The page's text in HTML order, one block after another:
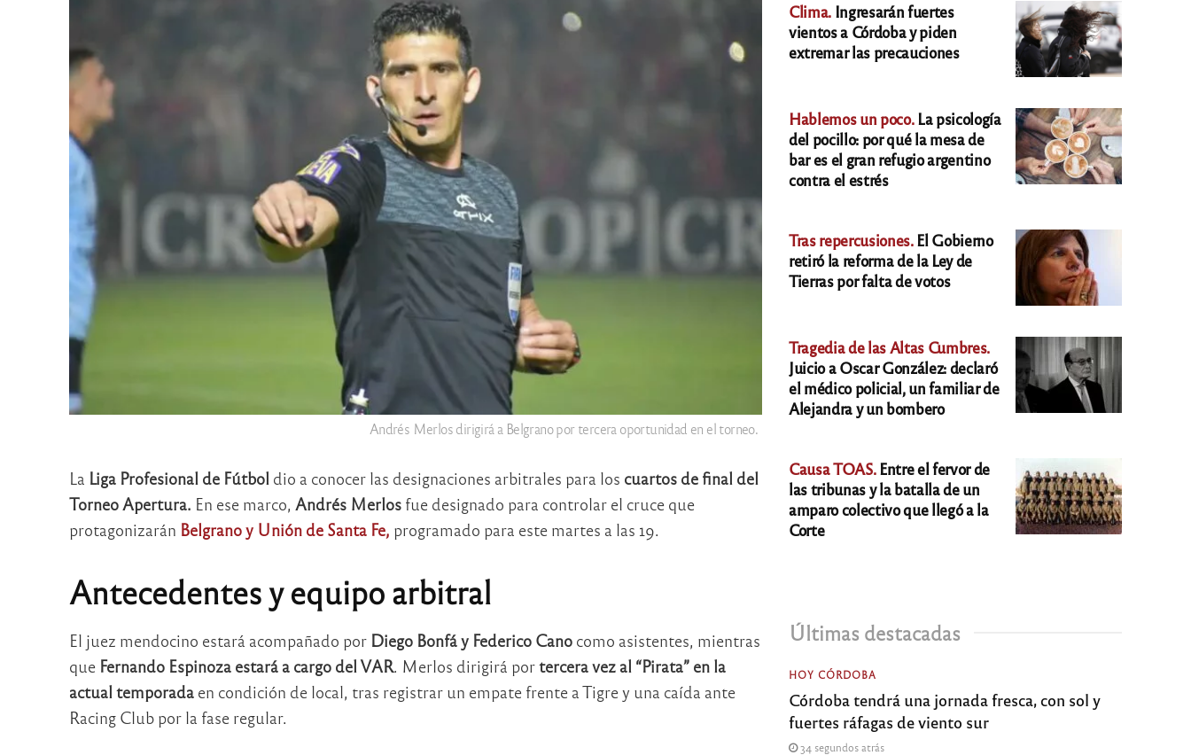
Andrés Merlos dirigirá a Belgrano por tercera oportunidad en el torneo.
La Liga Profesional de Fútbol dio a conocer las designaciones arbitrales para los cuartos de final del
Torneo Apertura. En ese marco, Andrés Merlosfue designado para controlar el cruce que
protagonizarán Belgrano y Unión de Santa Fe, programado para este martes a las 19.
Antecedentes y equipo arbitral
El juez mendocino estará acompañado por Diego Bonfá y Federico Canocomo asistentes, mientras
que Fernando Espinoza estará a cargo del VAR. Merlos dirigirá portercera vez al “Pirata” en la
actual temporadaen condición de local, tras registrar un empate frente a Tigre y una caída ante
Racing Club por la fase regular.
Clima. Ingresarán fuertes
vientos a Córdoba y piden
extremar las precauciones
Hablemos un poco.La psicología
del pocillo: por qué la mesa de
bar es el gran refugio argentino
contra el estrés
Tras repercusiones.El Gobierno
retiró la reforma de la Ley de
Tierras por falta de votos
Tragedia de las Altas Cumbres.
Juicio a Oscar González: declaró
el médico policial, un familiar de
Alejandra y un bombero
Causa TOAS.Entre el fervor de
las tribunas y la batalla de un
amparo colectivo que llegó a la
Corte
Últimas destacadas
HOY CÓRDOBA
Córdoba tendrá una jornada fresca, con sol y
fuertes ráfagas de viento sur
34 segundos atrás